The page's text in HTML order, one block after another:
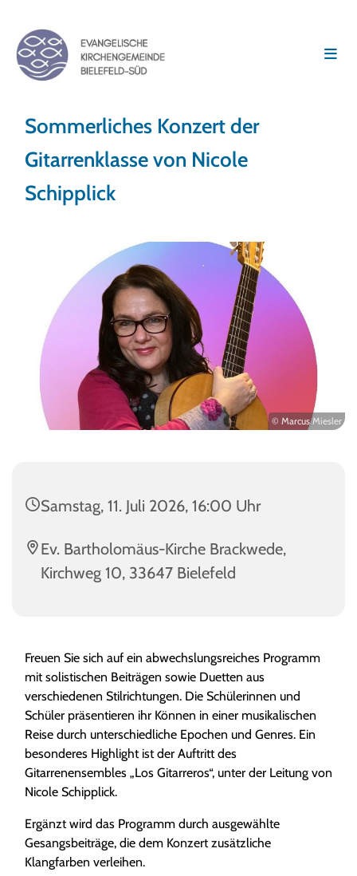
Sommerliches Konzert der
Gitarrenklasse von Nicole
Schipplick
© Marcus Miesler
Samstag, 11. Juli 2026, 16:00 Uhr
Ev. Bartholomäus-Kirche Brackwede,
Kirchweg 10, 33647 Bielefeld
Freuen Sie sich auf ein abwechslungsreiches Programm
mit solistischen Beiträgen sowie Duetten aus
verschiedenen Stilrichtungen. Die Schülerinnen und
Schüler präsentieren ihr Können in einer musikalischen
Reise durch unterschiedliche Epochen und Genres. Ein
besonderes Highlight ist der Auftritt des
Gitarrenensembles „Los Gitarreros“, unter der Leitung von
Nicole Schipplick.
Ergänzt wird das Programm durch ausgewählte
Gesangsbeiträge, die dem Konzert zusätzliche
Klangfarben verleihen.